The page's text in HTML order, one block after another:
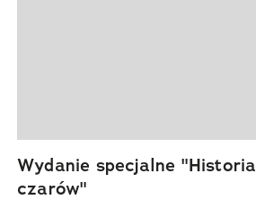
Wydanie specjalne "Historia
czarów"